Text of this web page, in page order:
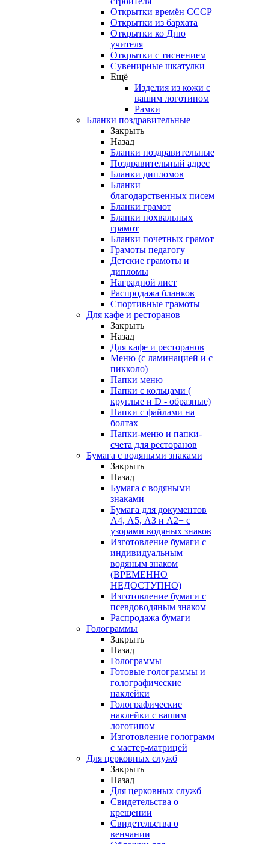
Открытки времён СССР
Открытки из бархата
Открытки ко Дню
учителя
Открытки с тиснением
Сувенирные шкатулки
Ещё
Изделия из кожи с
вашим логотипом
Рамки
Бланки поздравительные
Закрыть
Назад
Бланки поздравительные
Поздравительный адрес
Бланки дипломов
Бланки
благодарственных писем
Бланки грамот
Бланки похвальных
грамот
Бланки почетных грамот
Грамоты педагогу
Детские грамоты и
дипломы
Наградной лист
Распродажа бланков
Спортивные грамоты
Для кафе и ресторанов
Закрыть
Назад
Для кафе и ресторанов
Меню (с ламинацией и с
пикколо)
Папки меню
Папки с кольцами (
круглые и D - образные)
Папки с файлами на
болтах
Папки-меню и папки-
счета для ресторанов
Бумага с водяными знаками
Закрыть
Назад
Бумага с водяными
знаками
Бумага для документов
А4, А5, А3 и А2+ с
узорами водяных знаков
Изготовление бумаги с
индивидуальным
водяным знаком
(ВРЕМЕННО
НЕДОСТУПНО)
Изготовление бумаги с
псевдоводяным знаком
Распродажа бумаги
Голограммы
Закрыть
Назад
Голограммы
Готовые голограммы и
голографические
наклейки
Голографические
наклейки с вашим
логотипом
Изготовление голограмм
с мастер-матрицей
Для церковных служб
Закрыть
Назад
Для церковных служб
Свидетельства о
крещении
Свидетельства о
венчании